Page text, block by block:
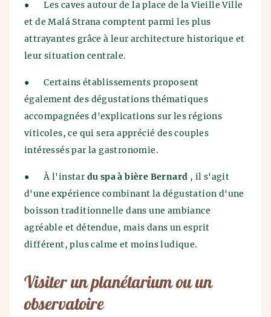
●
Les caves autour de la place de la Vieille Ville
et de Malá Strana comptent parmi les plus
attrayantes grâce à leur architecture historique et
leur situation centrale.
●
Certains établissements proposent
également des dégustations thématiques
accompagnées d'explications sur les régions
viticoles, ce qui sera apprécié des couples
intéressés par la gastronomie.
● À l'instardu spa à bière Bernard , il s'agit
d'une expérience combinant la dégustation d'une
boisson traditionnelle dans une ambiance
agréable et détendue, mais dans un esprit
différent, plus calme et moins ludique.
Visiter un planétarium ou un
observatoire